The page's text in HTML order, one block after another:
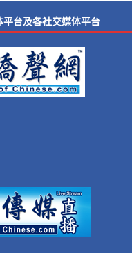
平台及各社交媒体平台